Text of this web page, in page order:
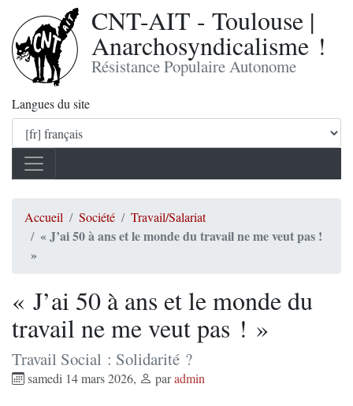
CNT-AIT - Toulouse |
Anarchosyndicalisme !
Résistance Populaire Autonome
Langues du site
Accueil Société Travail/Salariat
« J’ai 50 à ans et le monde du travail ne me veut pas !
»
« J’ai 50 à ans et le monde du
travail ne me veut pas ! »
Travail Social : Solidarité ?
samedi 14 mars 2026, paradmin